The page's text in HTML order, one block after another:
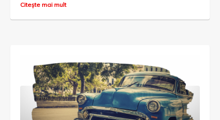
Citește mai mult